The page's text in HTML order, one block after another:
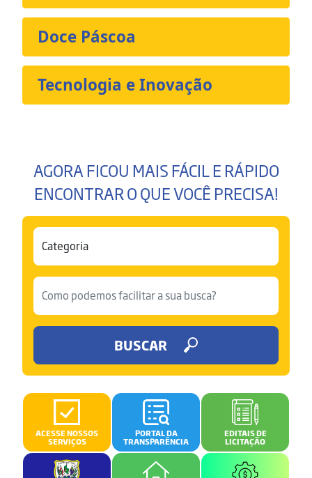
Doce Páscoa
Tecnologia e Inovação
AGORA FICOU MAIS FÁCIL E RÁPIDO
ENCONTRAR O QUE VOCÊ PRECISA!
BUSCAR
ACESSE NOSSOS
SERVIÇOS
PORTAL DA
TRANSPARÊNCIA
EDITAIS DE
LICITAÇÃO